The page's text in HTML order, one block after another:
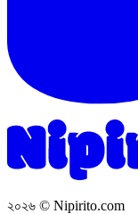
২০২৬ © Nipirito.com